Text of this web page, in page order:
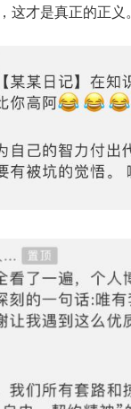
这才是真正的正义。